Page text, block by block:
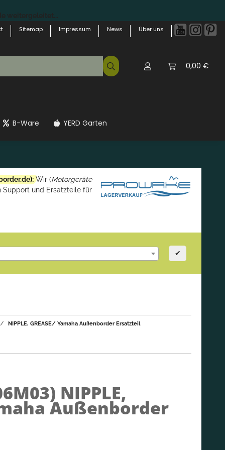
Sitemap Impressum News Über uns
0,00 €
B-Ware YERD Garten
): Wir (Motorgeräte
Support und Ersatzteile für
✔
NIPPLE, GREASE/ Yamaha Außenborder Ersatzteil
NIPPLE,
Außenborder